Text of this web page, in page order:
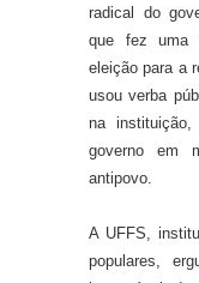
radical do
que fez uma
eleição para a
usou verba
na
governo em
antipovo.
A UFFS,
populares,